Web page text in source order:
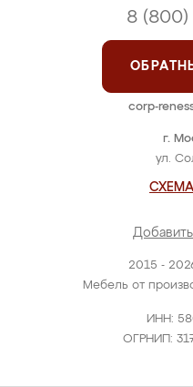
2015 -
Мебель от
ИНН:
ОГРНИП:
г.
ул.
8 (800)
corp-